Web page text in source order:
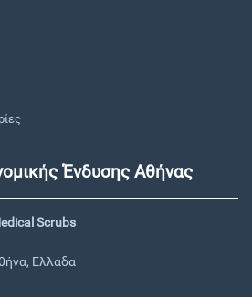
Ένδυσης Αθήνας
Scrubs
Ελλάδα